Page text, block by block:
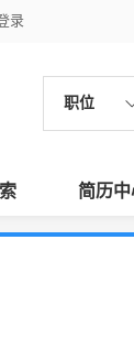
录
职位
简历中